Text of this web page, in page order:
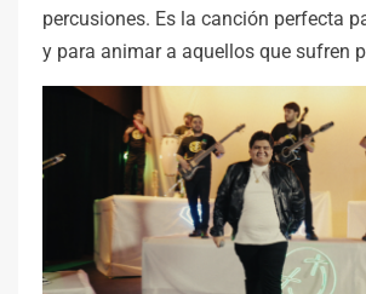
percusiones. Es la canción perfecta
y para animar a aquellos que sufren